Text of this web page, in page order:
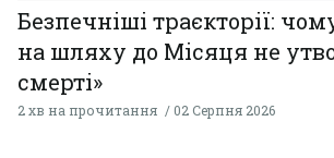
Безпечніші траєкторії:
на шляху до Місяця не
смерті»
2 хв на прочитання 02 Серпня 2026